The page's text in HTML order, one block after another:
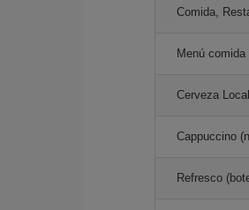
Comida,
Menú comida
Cerveza
Cappuccino
Refresco